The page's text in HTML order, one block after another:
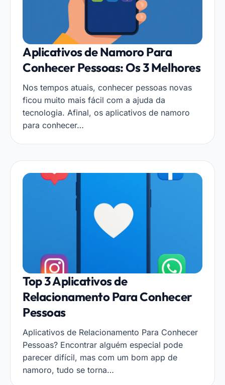
Aplicativos de Namoro Para
Conhecer Pessoas: Os 3 Melhores
Nos tempos atuais, conhecer pessoas novas
ficou muito mais fácil com a ajuda da
tecnologia. Afinal, os aplicativos de namoro
para conhecer…
Top 3 Aplicativos de
Relacionamento Para Conhecer
Pessoas
Aplicativos de Relacionamento Para Conhecer
Pessoas? Encontrar alguém especial pode
parecer difícil, mas com um bom app de
namoro, tudo se torna…